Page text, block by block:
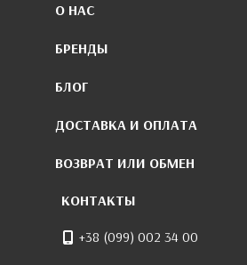
О НАС
БРЕНДЫ
БЛОГ
ДОСТАВКА И ОПЛАТА
ВОЗВРАТ ИЛИ ОБМЕН
КОНТАКТЫ
+38 (099) 002 34 00